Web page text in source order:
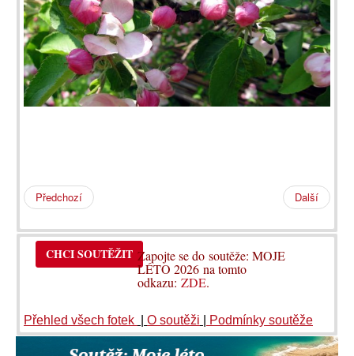
Předchozí Další
CHCI SOUTĚŽIT Zapojte se do soutěže: MOJE
LÉTO 2026 na tomto
odkazu:ZDE.
Přehled všech fotek O soutěži Podmínky soutěže